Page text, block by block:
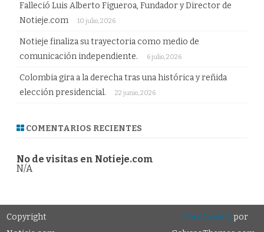
Falleció Luis Alberto Figueroa, Fundador y Director de
Notieje.com
10 julio, 2026
Notieje finaliza su trayectoria como medio de
comunicación independiente.
6 julio, 2026
Colombia gira a la derecha tras una histórica y reñida
elección presidencial.
22 junio, 2026
COMENTARIOS RECIENTES
No de visitas en Notieje.com
N/A
Copyright
ZeroGravitypor